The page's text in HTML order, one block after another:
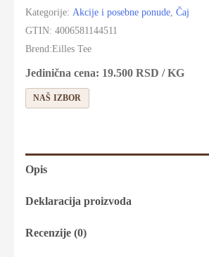
Kategorije: Akcije i posebne ponude Čaj
GTIN: 4006581144511
Brend:Eilles Tee
Jedinična cena: 19.500 RSD / KG
NAŠ IZBOR
Opis
Deklaracija proizvoda
Recenzije (0)